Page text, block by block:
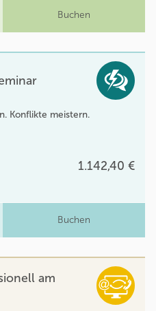
Buchen
Konflikte meistern.
1.142,40 €
Buchen
am